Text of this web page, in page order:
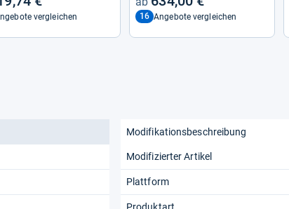
vergleichen 16 Angebote vergleichen
Modifikationsbeschreibung
Modifizierter Artikel
Plattform